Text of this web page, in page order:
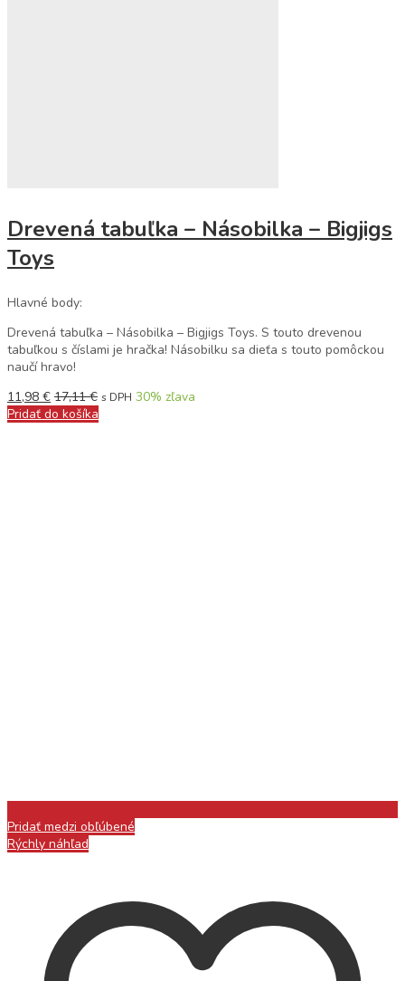
Drevená tabuľka – Násobilka – Bigjigs
Toys
Hlavné body:
Drevená tabuľka – Násobilka – Bigjigs Toys. S touto drevenou
tabuľkou s číslami je hračka! Násobilku sa dieťa s touto pomôckou
naučí hravo!
11,98 € 17,11€ s DPH 30% zľava
Pridať do košíka
Pridať medzi obľúbené
Rýchly náhľad